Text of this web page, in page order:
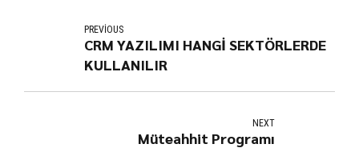
PREVIOUS
CRM YAZILIMI HANGİ SEKTÖRLERDE
KULLANILIR
NEXT
Müteahhit Programı